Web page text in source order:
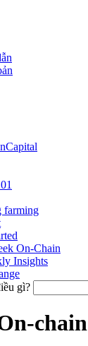
farming
On-Chain
Insights
gì?
chain